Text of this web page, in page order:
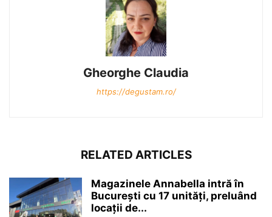
Gheorghe Claudia
https://degustam.ro/
RELATED ARTICLES
Magazinele Annabella intră în
Bucureşti cu 17 unităţi, preluând
locaţii de...